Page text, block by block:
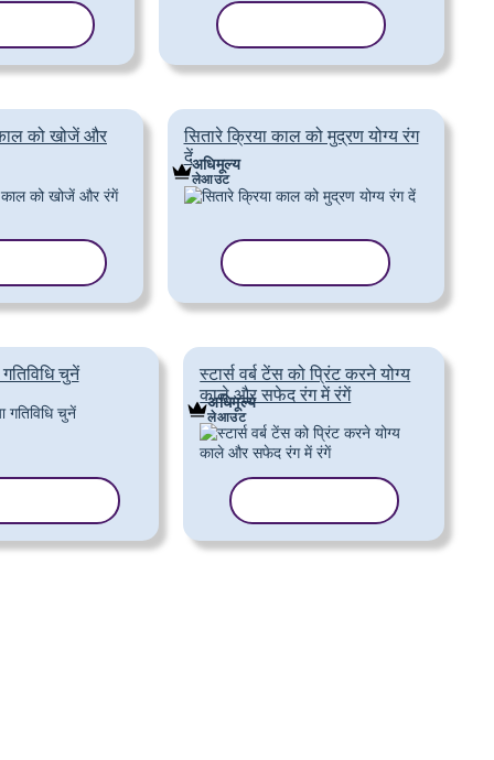
को खोजें और
सितारे क्रिया काल को मुद्रण योग्य रंग
देंअधिमूल्य
लेआउट
चुनें
स्टार्स वर्ब टेंस को प्रिंट करने योग्य
काले और सफेद रंग में रंगें
अधिमूल्य
लेआउट